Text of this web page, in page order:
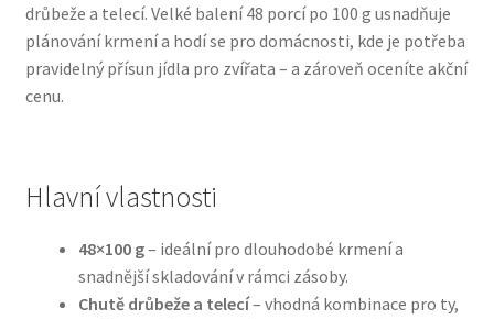
Brit pro psy
Granule pro psy
Hill’s pro psy
drůbeže a telecí. Velké balení 48 porcí po 100 g usnadňuje
plánování krmení a hodí se pro domácnosti, kde je potřeba
pravidelný přísun jídla pro zvířata – a zároveň oceníte akční
cenu.
Hlavní vlastnosti
48×100 g– ideální pro dlouhodobé krmení a
snadnější skladování v rámci zásoby.
Chutě drůbeže a telecí– vhodná kombinace pro ty,